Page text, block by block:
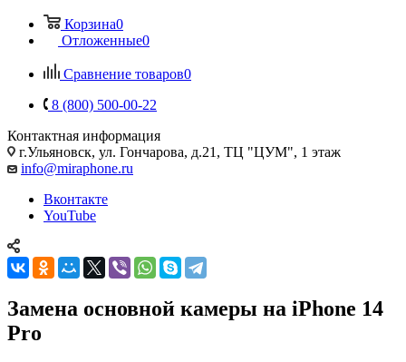
Корзина0
Отложенные0
Сравнение товаров0
8 (800) 500-00-22
Контактная информация
г.Ульяновск, ул. Гончарова, д.21, ТЦ "ЦУМ", 1 этаж
info@miraphone.ru
Вконтакте
YouTube
Замена основной камеры на iPhone 14
Pro